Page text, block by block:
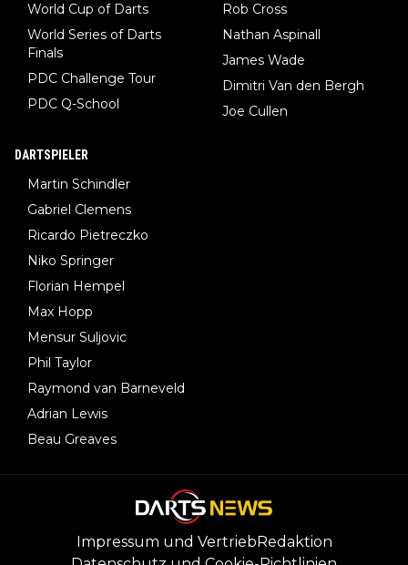
World Cup of Darts
World Series of Darts
Finals
PDC Challenge Tour
PDC Q-School
Rob Cross
Nathan Aspinall
James Wade
Dimitri Van den Bergh
Joe Cullen
DARTSPIELER
Martin Schindler
Gabriel Clemens
Ricardo Pietreczko
Niko Springer
Florian Hempel
Max Hopp
Mensur Suljovic
Phil Taylor
Raymond van Barneveld
Adrian Lewis
Beau Greaves
Impressum und VertriebRedaktion